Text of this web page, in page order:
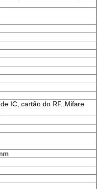
IC, cartão do RF, Mifare